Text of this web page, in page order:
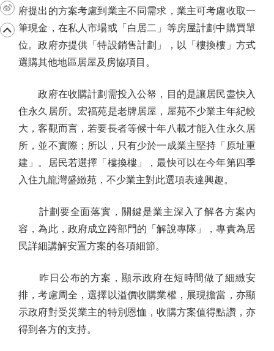
府提出的方案考慮到業主不同需求，業主可考慮收取一
筆現金，在私人市場或「白居二」等房屋計劃中購買單
位。政府亦提供「特設銷售計劃」，以「樓換樓」方式
選購其他地區居屋及房協項目。
政府在收購計劃需投入公帑，目的是讓居民盡快入
住永久居所。宏福苑是老牌居屋，屋苑不少業主年紀較
大，客觀而言，若要長者等候十年八載才能入住永久居
所，並不實際；所以，只有少於一成業主堅持「原址重
建」。居民若選擇「樓換樓」，最快可以在今年第四季
入住九龍灣盛緻苑，不少業主對此選項表達興趣。
計劃要全面落實，關鍵是業主深入了解各方案內
容，為此，政府成立跨部門的「解說專隊」，專責為居
民詳細講解安置方案的各項細節。
昨日公布的方案，顯示政府在短時間做了細緻安
排，考慮周全，選擇以溢價收購業權，展現擔當，亦顯
示政府對受災業主的特別恩恤，收購方案值得點讚，亦
得到各方的支持。